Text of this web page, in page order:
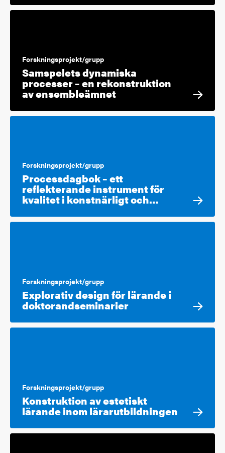
Forskningsprojekt/grupp
Samspelets dynamiska
processer – en rekonstruktion
av ensembleämnet
Forskningsprojekt/grupp
Processdagbok – ett
reflekterande instrument för
kvalitet i konstnärligt och…
Forskningsprojekt/grupp
Explorativ design för lärande i
doktorandseminarier
Forskningsprojekt/grupp
Konstruktion av estetiskt
lärande inom lärarutbildningen